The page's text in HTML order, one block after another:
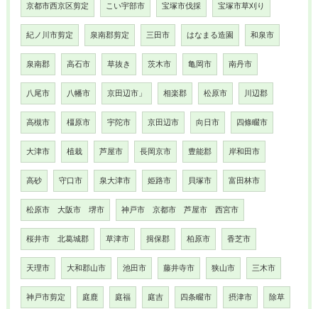
京都市西京区剪定 こい宇部市 宝塚市伐採 宝塚市草刈り
紀ノ川市剪定 泉南郡剪定 三田市 はなまる造園 和泉市
泉南郡 高石市 草抜き 茨木市 亀岡市 南丹市
八尾市 八幡市 京田辺市」 相楽郡 松原市 川辺郡
高槻市 橿原市 宇陀市 京田辺市 向日市 四條畷市
大津市 植栽 芦屋市 長岡京市 豊能郡 岸和田市
高砂 守口市 泉大津市 姫路市 貝塚市 富田林市
松原市 大阪市 堺市 神戸市 京都市 芦屋市 西宮市
桜井市 北葛城郡 草津市 揖保郡 柏原市 香芝市
天理市 大和郡山市 池田市 藤井寺市 狭山市 三木市
神戸市剪定 庭鹿 庭福 庭吉 四条畷市 摂津市 除草